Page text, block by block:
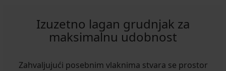
Izuzetno lagan grudnjak za
maksimalnu udobnost
Zahvaljujući posebnim vlaknima stvara se prostor